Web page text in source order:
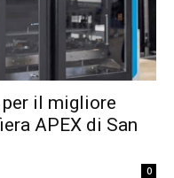
per il migliore
APEX di San
0